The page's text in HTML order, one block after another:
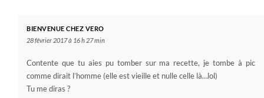
BIENVENUE CHEZ VERO
28 février 2017 à 16 h 27 min
Contente que tu aies pu tomber sur ma recette, je tombe à pic
comme dirait l’homme (elle est vieille et nulle celle là…lol)
Tu me diras ?